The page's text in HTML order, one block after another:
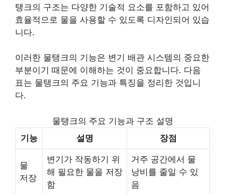
탱크의 구조는 다양한 기술적 요소를 포함하고 있어
효율적으로 물을 사용할 수 있도록 디자인되어 있습
니다.
이러한 물탱크의 기능은 변기 배관 시스템의 중요한
부분이기 때문에 이해하는 것이 중요합니다. 다음
표는 물탱크의 주요 기능과 특징을 정리한 것입니
다.
물탱크의 주요 기능과 구조 설명
기능
설명 장점
물
저장
변기가 작동하기 위
해 필요한 물을 저장
함
거주 공간에서 물
낭비를 줄일 수 있
음